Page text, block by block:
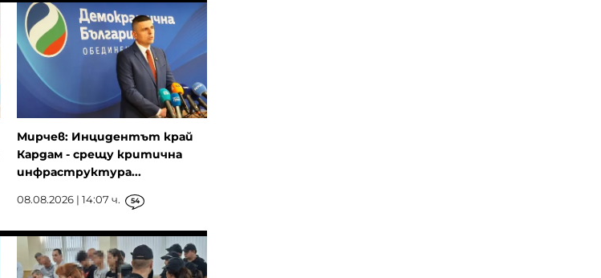
Мирчев: Инцидентът край
Кардам - срещу критична
инфраструктура...
08.08.2026 | 14:07 ч. 54